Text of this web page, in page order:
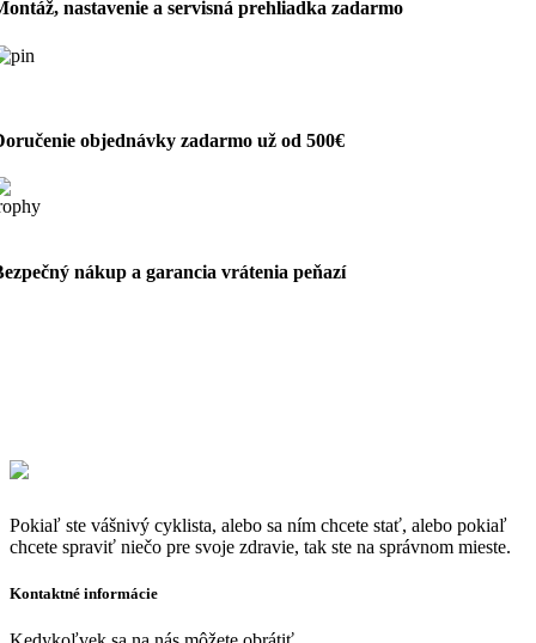
nastavenie a servisná prehliadka zadarmo
objednávky zadarmo už od 500€
nákup a garancia vrátenia peňazí
Pokiaľ ste vášnivý cyklista, alebo sa ním chcete stať, alebo pokiaľ
chcete spraviť niečo pre svoje zdravie, tak ste na správnom mieste.
Kontaktné informácie